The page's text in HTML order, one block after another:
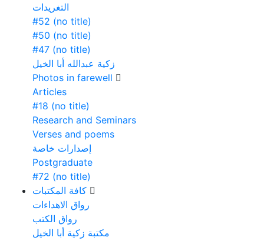
التغريدات
#52 (no title)
#50 (no title)
#47 (no title)
زكية عبدالله أبا الخيل
Photos in farewell
Articles
#18 (no title)
Research and Seminars
Verses and poems
إصدارات خاصة
Postgraduate
#72 (no title)
رواق الاهداءات
رواق الكتب
مكتبة زكية أبا الخيل